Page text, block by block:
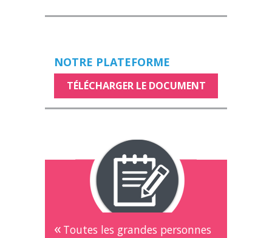
NOTRE PLATEFORME
TÉLÉCHARGER LE DOCUMENT
Toutes les grandes personnes